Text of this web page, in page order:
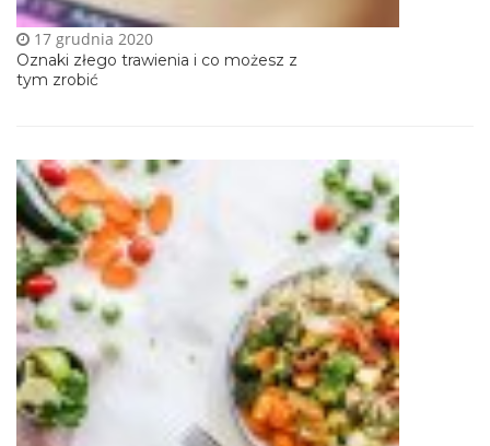
Oznaki złego trawienia i co możesz z
tym zrobić
17 grudnia 2020